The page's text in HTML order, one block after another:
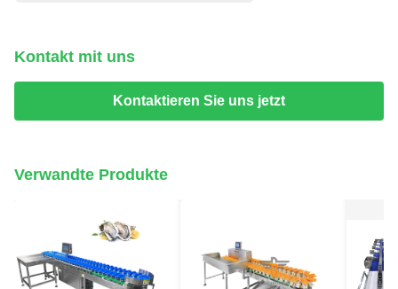
Kontakt mit uns
Kontaktieren Sie uns jetzt
Verwandte Produkte